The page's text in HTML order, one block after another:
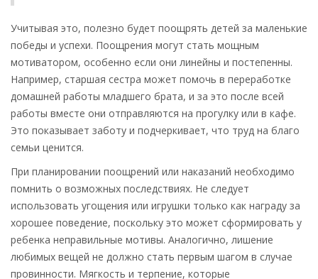
Учитывая это, полезно будет поощрять детей за маленькие
победы и успехи. Поощрения могут стать мощным
мотиватором, особенно если они линейны и постепенны.
Например, старшая сестра может помочь в переработке
домашней работы младшего брата, и за это после всей
работы вместе они отправляются на прогулку или в кафе.
Это показывает заботу и подчеркивает, что труд на благо
семьи ценится.
При планировании поощрений или наказаний необходимо
помнить о возможных последствиях. Не следует
использовать угощения или игрушки только как награду за
хорошее поведение, поскольку это может сформировать у
ребенка неправильные мотивы. Аналогично, лишение
любимых вещей не должно стать первым шагом в случае
провинности. Мягкость и терпение, которые